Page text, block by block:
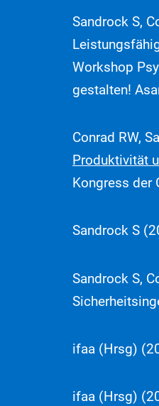
Sandrock S,
Workshop
gestalten!
Conrad RW,
Produktivität
Kongress der
Sandrock S
Sandrock S,
ifaa (Hrsg)
ifaa (Hrsg)